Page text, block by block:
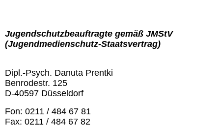
Jugendschutzbeauftragte gemäß JMStV
(Jugendmedienschutz-Staatsvertrag)
Dipl.-Psych. Danuta Prentki
Benrodestr. 125
D-40597 Düsseldorf
Fon: 0211 / 484 67 81
Fax: 0211 / 484 67 82